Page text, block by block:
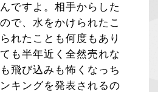
ですよ。相手からした
で、水をかけられたこ
れたことも何度もあり
も半年近く全然売れな
飛び込みも怖くなっち
キングを発表されるの